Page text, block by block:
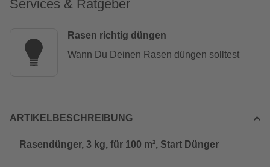
Services & Ratgeber
Rasen richtig düngen
Wann Du Deinen Rasen düngen solltest
ARTIKELBESCHREIBUNG
Rasendünger, 3 kg, für 100 m², Start Dünger